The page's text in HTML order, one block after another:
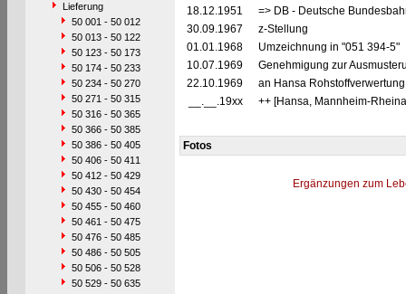
Lieferung
50 001 - 50 012
50 013 - 50 122
50 123 - 50 173
50 174 - 50 233
50 234 - 50 270
50 271 - 50 315
50 316 - 50 365
50 366 - 50 385
50 386 - 50 405
50 406 - 50 411
50 412 - 50 429
50 430 - 50 454
50 455 - 50 460
50 461 - 50 475
50 476 - 50 485
50 486 - 50 505
50 506 - 50 528
50 529 - 50 635
18.12.1951
=> DB - Deutsche
30.09.1967
z-Stellung
01.01.1968
Umzeichnung in "051 394-5"
10.07.1969
Genehmigung zur
22.10.1969
an Hansa
__.__.19xx
++ [Hansa, Mannheim-
Fotos
Ergänzungen zum